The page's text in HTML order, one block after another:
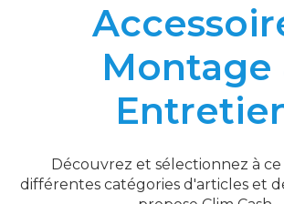
Montage
Découvrez et sélectionnez à
différentes catégories d'articles et